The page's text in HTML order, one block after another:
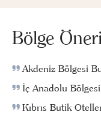
Bölge
Akdeniz Bölgesi
İç Anadolu
Kıbrıs Butik